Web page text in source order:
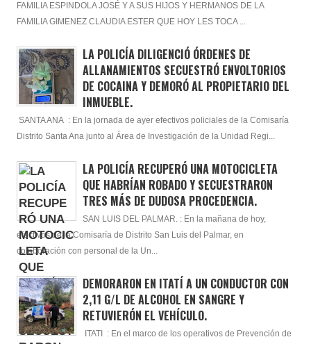
FAMILIA ESPINDOLA JOSÉ Y A SUS HIJOS Y HERMANOS DE LA
FAMILIA GIMENEZ CLAUDIA ESTER QUE HOY LES TOCA ...
LA POLICÍA DILIGENCIÓ ÓRDENES DE
ALLANAMIENTOS SECUESTRÓ ENVOLTORIOS
DE COCAINA Y DEMORÓ AL PROPIETARIO DEL
INMUEBLE.
SANTA ANA : En la jornada de ayer efectivos policiales de la Comisaría
Distrito Santa Ana junto al Área de Investigación de la Unidad Regi...
LA POLICÍA RECUPERÓ UNA MOTOCICLETA
QUE HABRÍAN ROBADO Y SECUESTRARON
TRES MÁS DE DUDOSA PROCEDENCIA.
SAN LUIS DEL PALMAR. : En la mañana de hoy,
efectivos de la Comisaría de Distrito San Luis del Palmar, en
colaboración con personal de la Un...
DEMORARON EN ITATÍ A UN CONDUCTOR CON
2,11 G/L DE ALCOHOL EN SANGRE Y
RETUVIERÓN EL VEHÍCULO.
ITATI : En el marco de los operativos de Prevención de